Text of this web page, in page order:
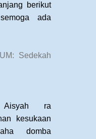
berikut
ada
Sedekah
Aisyah ra
kesukaan
domba